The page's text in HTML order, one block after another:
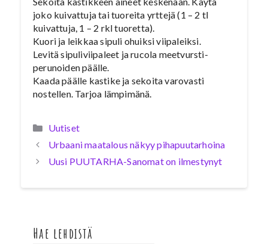
joko kuivattuja tai tuoreita yrttejä (1 – 2 tl
kuivattuja, 1 – 2 rkl tuoretta).
Kuori ja leikkaa sipuli ohuiksi viipaleiksi.
Levitä sipuliviipaleet ja rucola meetvursti-
perunoiden päälle.
Kaada päälle kastike ja sekoita varovasti
nostellen. Tarjoa lämpimänä.
Kategoriat
Uutiset
Urbaani maatalous näkyy pihapuutarhoina
Uusi PUUTARHA-Sanomat on ilmestynyt
Hae lehdistä